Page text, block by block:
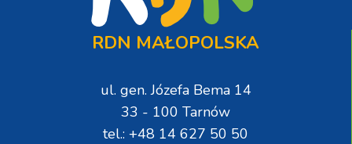
RDN MAŁOPOLSKA
ul. gen. Józefa Bema 14
33 - 100 Tarnów
tel.: +48 14 627 50 50